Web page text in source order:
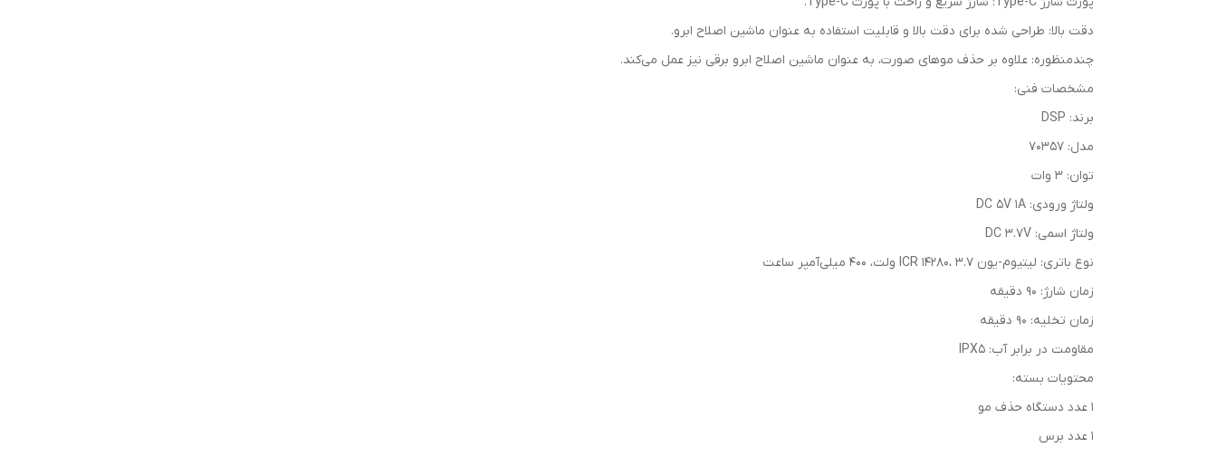
دقت بالا: طراحی شده برای دقت بالا و قابلیت استفاده به عنوان ماشین اصلاح ابرو.
چندمنظوره: علاوه بر حذف موهای صورت، به عنوان ماشین اصلاح ابرو برقی نیز عمل می‌کند.
مشخصات فنی:
برند: DSP
مدل: 70357
توان: 3 وات
ولتاژ ورودی: DC 5V 1A
ولتاژ اسمی: DC 3.7V
نوع باتری: لیتیوم-یون ICR 14280، 3.7 ولت، 400 میلی‌آمپر ساعت
زمان شارژ: 90 دقیقه
زمان تخلیه: 90 دقیقه
مقاومت در برابر آب: IPX5
محتویات بسته:
1 عدد دستگاه حذف مو
1 عدد برس